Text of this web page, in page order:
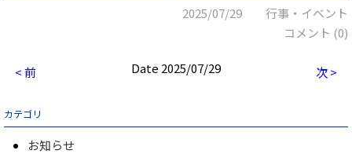
2025/07/29 行事・イベント
コメント (0)
< 前 次 >
Date 2025/07/29
カテゴリ
お知らせ